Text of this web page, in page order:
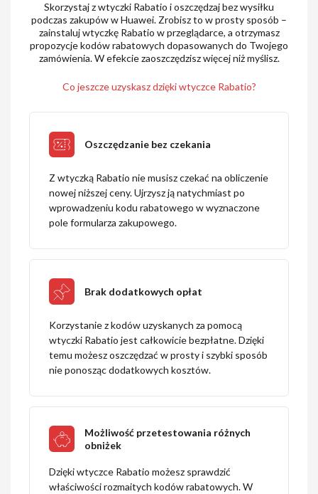
Skorzystaj z wtyczki Rabatio i oszczędzaj bez wysiłku
podczas zakupów w Huawei. Zrobisz to w prosty sposób –
zainstaluj wtyczkę Rabatio w przeglądarce, a otrzymasz
propozycje kodów rabatowych dopasowanych do Twojego
zamówienia. W efekcie zaoszczędzisz więcej niż myślisz.
Co jeszcze uzyskasz dzięki wtyczce Rabatio?
Oszczędzanie bez czekania
Z wtyczką Rabatio nie musisz czekać na obliczenie
nowej niższej ceny. Ujrzysz ją natychmiast po
wprowadzeniu kodu rabatowego w wyznaczone
pole formularza zakupowego.
Brak dodatkowych opłat
Korzystanie z kodów uzyskanych za pomocą
wtyczki Rabatio jest całkowicie bezpłatne. Dzięki
temu możesz oszczędzać w prosty i szybki sposób
nie ponosząc dodatkowych kosztów.
Możliwość przetestowania różnych
obniżek
Dzięki wtyczce Rabatio możesz sprawdzić
właściwości rozmaitych kodów rabatowych. W